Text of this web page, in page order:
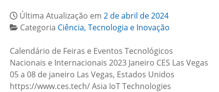
Última Atualização em 2 de abril de 2024
Categoria Ciência, Tecnologia e Inovação
Calendário de Feiras e Eventos Tecnológicos
Nacionais e Internacionais 2023 Janeiro CES Las Vegas
05 a 08 de janeiro Las Vegas, Estados Unidos
https://www.ces.tech/ Asia IoT Technologies